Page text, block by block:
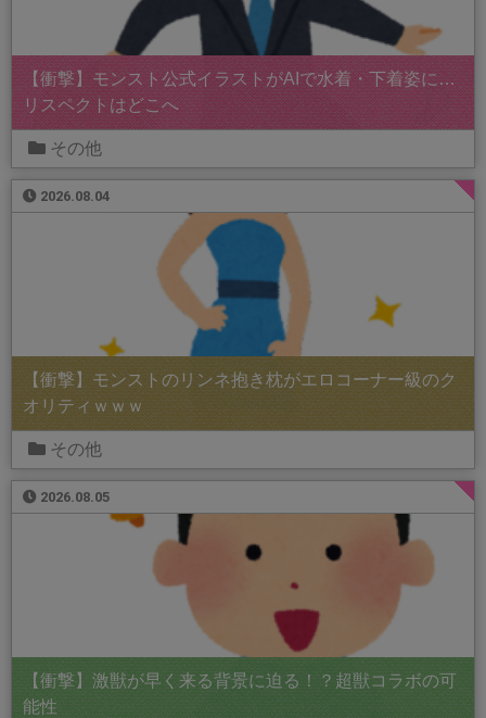
【衝撃】モンスト公式イラストがAIで水着・下着姿に…
リスペクトはどこへ
その他
2026.08.04
【衝撃】モンストのリンネ抱き枕がエロコーナー級のク
オリティｗｗｗ
その他
2026.08.05
【衝撃】激獣が早く来る背景に迫る！？超獣コラボの可
能性